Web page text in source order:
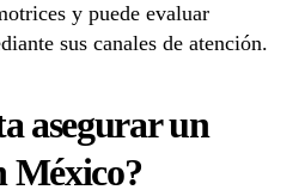
y puede evaluar
sus canales de atención.
asegurar un
México?